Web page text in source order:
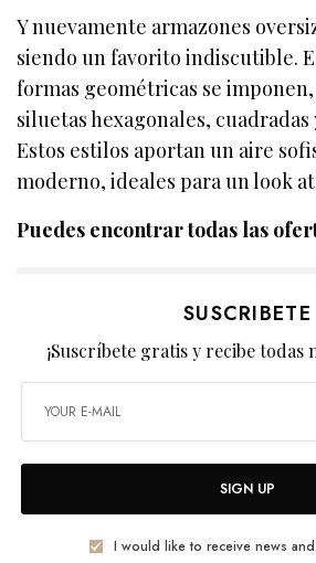
Y nuevamente armazones
siendo un favorito indiscutible.
formas geométricas se
siluetas hexagonales,
Estos estilos aportan un aire
moderno, ideales para un look
Puedes encontrar todas las
SUSCRIBETE
¡Suscríbete gratis y recibe todas
SIGN UP
I would like to receive news